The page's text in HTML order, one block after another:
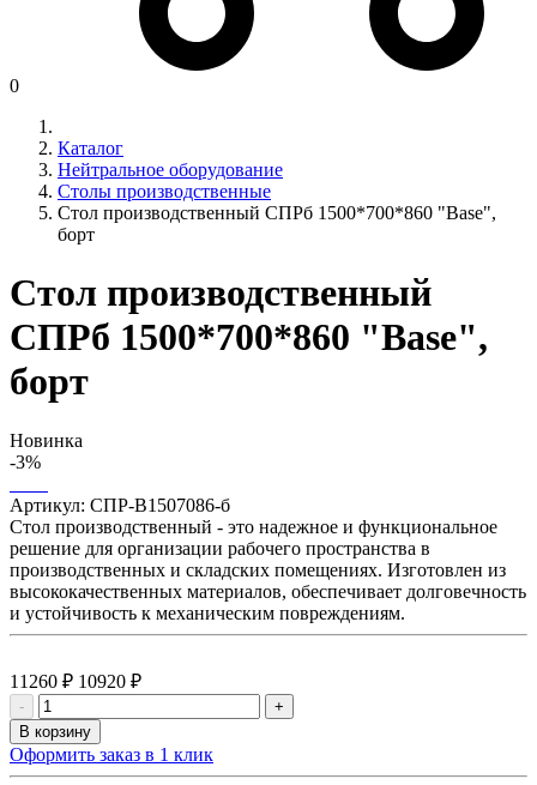
0
Каталог
Нейтральное оборудование
Столы производственные
Стол производственный СПРб 1500*700*860 "Base",
борт
Стол производственный
СПРб 1500*700*860 "Base",
борт
Новинка
-3%
Артикул: СПР-B1507086-б
Стол производственный - это надежное и функциональное
решение для организации рабочего пространства в
производственных и складских помещениях. Изготовлен из
высококачественных материалов, обеспечивает долговечность
и устойчивость к механическим повреждениям.
11260 ₽ 10920 ₽
-
+
В корзину
Оформить заказ в 1 клик